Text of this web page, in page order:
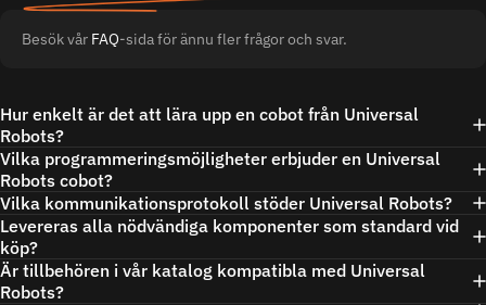
Besök vår FAQ-sida för ännu fler frågor och svar.
Hur enkelt är det att lära upp en cobot från Universal
Robots?
Vilka programmeringsmöjligheter erbjuder en Universal
Robots cobot?
Vilka kommunikationsprotokoll stöder Universal Robots?
Levereras alla nödvändiga komponenter som standard vid
köp?
Är tillbehören i vår katalog kompatibla med Universal
Robots?